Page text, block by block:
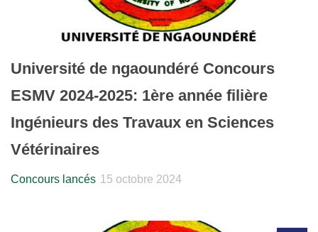
Université de ngaoundéré Concours
ESMV 2024-2025: 1ère année filière
Ingénieurs des Travaux en Sciences
Vétérinaires
Concours lancés 15 octobre 2024